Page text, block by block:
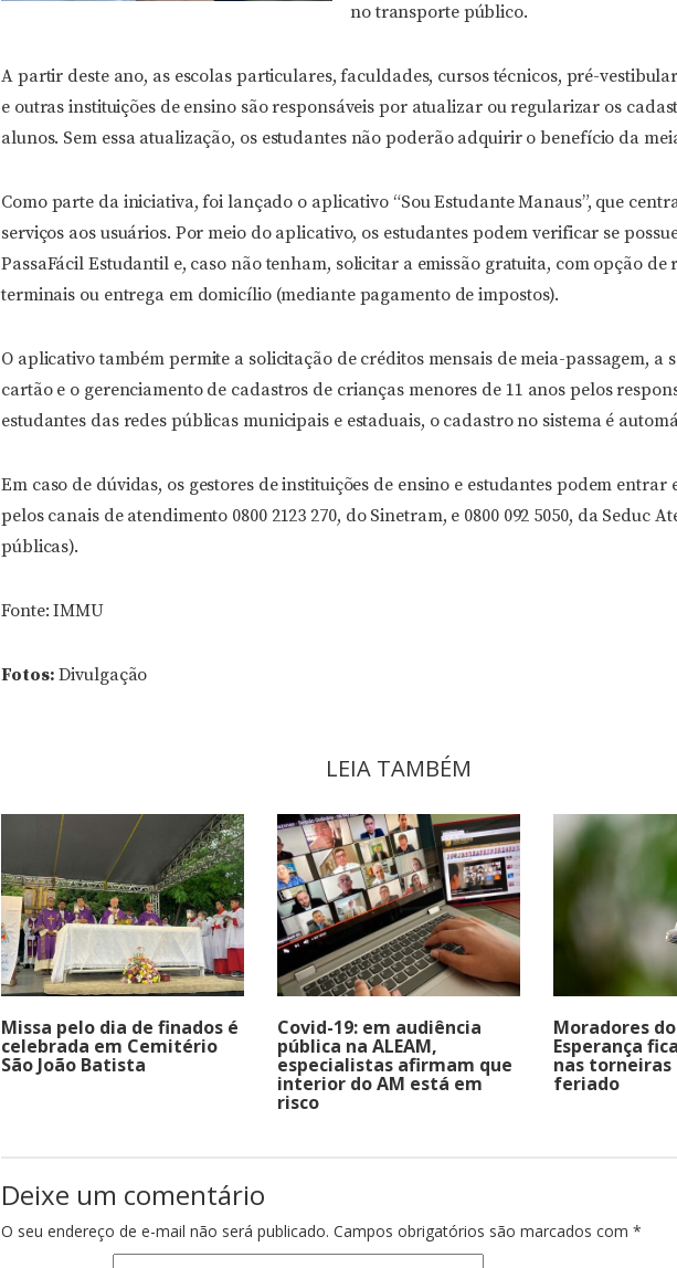
no transporte público.
A partir deste ano, as escolas particulares, faculdades, cursos técnicos, pré-
e outras instituições de ensino são responsáveis por atualizar ou regularizar os
alunos. Sem essa atualização, os estudantes não poderão adquirir o benefício da
Como parte da iniciativa, foi lançado o aplicativo “Sou Estudante Manaus”, que
serviços aos usuários. Por meio do aplicativo, os estudantes podem verificar se
PassaFácil Estudantil e, caso não tenham, solicitar a emissão gratuita, com opção de
terminais ou entrega em domicílio (mediante pagamento de impostos).
O aplicativo também permite a solicitação de créditos mensais de meia-passagem, a
cartão e o gerenciamento de cadastros de crianças menores de 11 anos pelos
estudantes das redes públicas municipais e estaduais, o cadastro no sistema é
Em caso de dúvidas, os gestores de instituições de ensino e estudantes podem entrar
pelos canais de atendimento 0800 2123 270, do Sinetram, e 0800 092 5050, da Seduc
públicas).
Fonte: IMMU
Fotos: Divulgação
LEIA TAMBÉM
Missa pelo dia de finados é
celebrada em Cemitério
São João Batista
Covid-19: em audiência
pública na ALEAM,
especialistas afirmam que
interior do AM está em
risco
Moradores
Esperança
nas
feriado
Deixe um comentário
O seu endereço de e-mail não será publicado. Campos obrigatórios são marcados com *